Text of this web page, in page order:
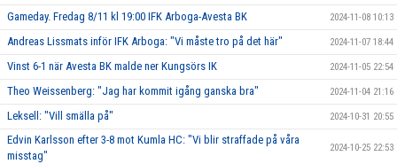
Gameday. Fredag 8/11 kl 19:00 IFK Arboga-Avesta BK 2024-11-08 10:13
Andreas Lissmats inför IFK Arboga: "Vi måste tro på det här" 2024-11-07 18:44
Vinst 6-1 när Avesta BK malde ner Kungsörs IK 2024-11-05 22:54
Theo Weissenberg: "Jag har kommit igång ganska bra" 2024-11-04 21:16
Leksell: "Vill smälla på" 2024-10-31 20:55
Edvin Karlsson efter 3-8 mot Kumla HC: "Vi blir straffade på våra
misstag"
2024-10-25 22:53